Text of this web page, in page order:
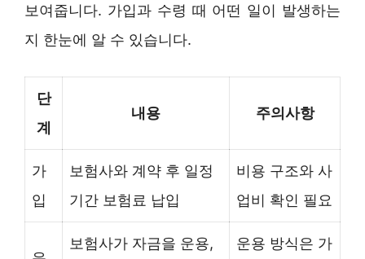
보여줍니다. 가입과 수령 때 어떤 일이 발생하는
지 한눈에 알 수 있습니다.
단
계
내용 주의사항
가
입
보험사와 계약 후 일정
기간 보험료 납입
비용 구조와 사
업비 확인 필요
보험사가 자금을 운용, 운용 방식은 가